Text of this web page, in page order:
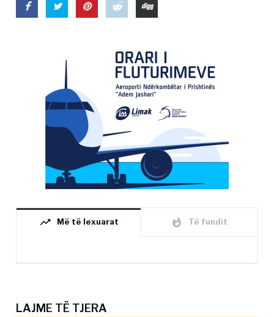
trending_up Më të lexuarat whatshot Të fundit
LAJME TË TJERA